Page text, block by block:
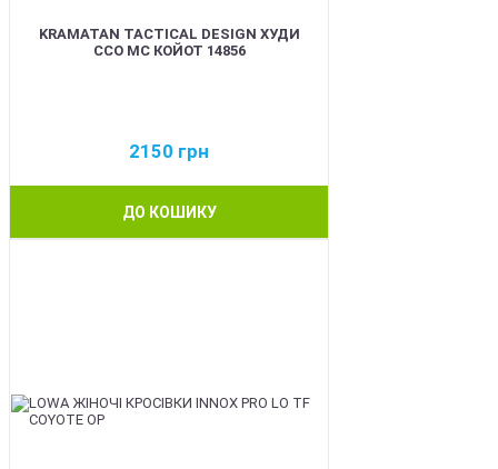
KRAMATAN TACTICAL DESIGN ХУДИ
ССО МС КОЙОТ 14856
2150 грн
ДО КОШИКУ